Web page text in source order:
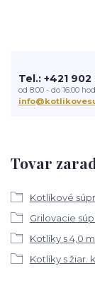
Tovar
Kotlíkové
Grilovacie
Kotlíky s 4,0
Kotlíky s žiar.
Tel.: +421 902
od 8:00 - do 16:00 hod